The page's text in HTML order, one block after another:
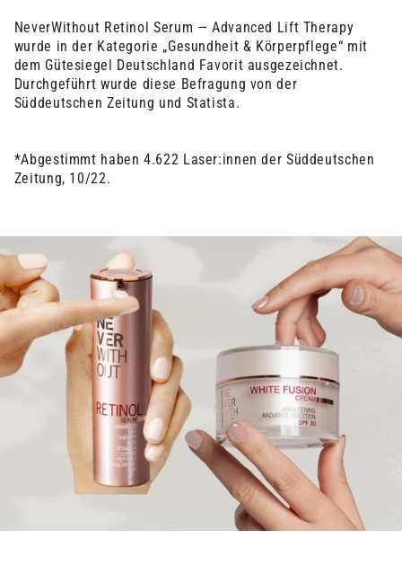
NeverWithout Retinol Serum — Advanced Lift Therapy
wurde in der Kategorie „Gesundheit & Körperpflege“ mit
dem Gütesiegel Deutschland Favorit ausgezeichnet.
Durchgeführt wurde diese Befragung von der
Süddeutschen Zeitung und Statista.
*Abgestimmt haben 4.622 Laser:innen der Süddeutschen
Zeitung, 10/22.